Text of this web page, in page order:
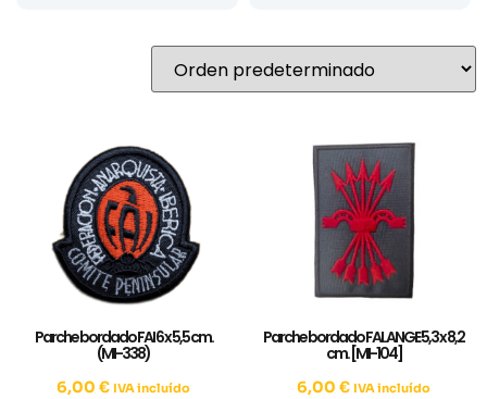
Parche bordado FAI 6 x 5,5 cm.
(MI-338)
6,00 € IVA incluído
Parche bordado FALANGE 5,3 x 8,2
cm. [MI-104]
6,00 € IVA incluído